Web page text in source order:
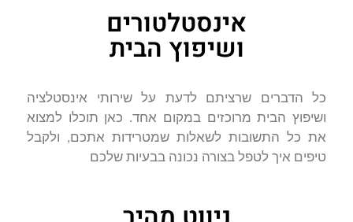
אינסטלטורים
ושיפוץ הבית
כל הדברים שרציתם לדעת על שירותי אינסטלציה
ושיפוץ הבית מרוכזים במקום אחד. כאן תוכלו למצוא
את כל התשובות לשאלות שמטרידות אתכם, ולקבל
טיפים איך לטפל בצורה נכונה בבעיות שלכם